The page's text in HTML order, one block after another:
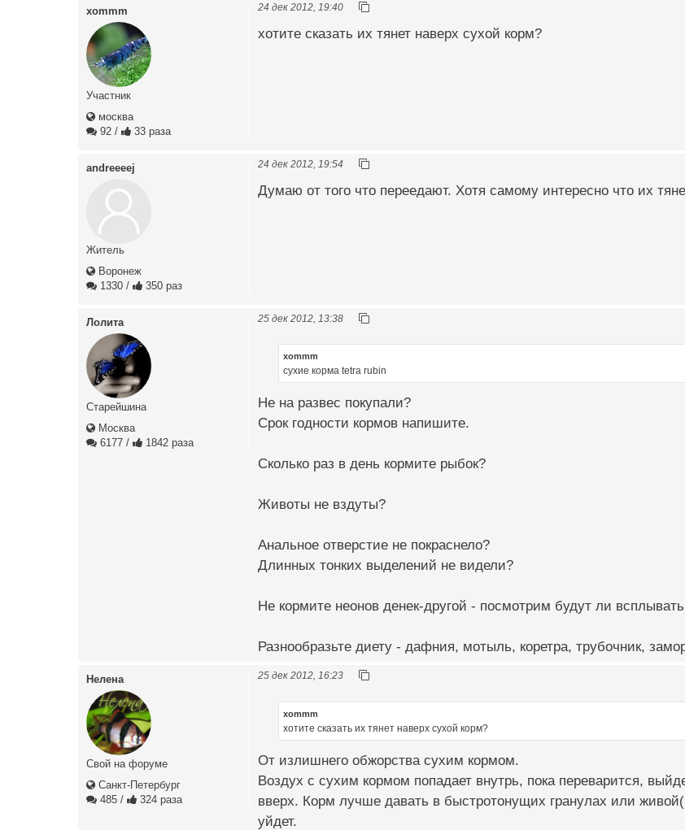
xommm
Участник
москва
92 / 33 раза
24 дек 2012, 19:40
хотите сказать их тянет наверх сухой корм?
andreeeej
Житель
Воронеж
1330 / 350 раз
24 дек 2012, 19:54
Думаю от того что переедают. Хотя самому интересно что их
Лолита
Старейшина
Москва
6177 / 1842 раза
25 дек 2012, 13:38
xommm
сухие корма tetra rubin
Не на развес покупали?
Срок годности кормов напишите.
Сколько раз в день кормите рыбок?
Животы не вздуты?
Анальное отверстие не покраснело?
Длинных тонких выделений не видели?
Не кормите неонов денек-другой - посмотрим будут ли
Разнообразьте диету - дафния, мотыль, коретра, трубочник,
Нелена
Свой на форуме
Санкт-Петербург
485 / 324 раза
25 дек 2012, 16:23
xommm
хотите сказать их тянет наверх сухой корм?
От излишнего обжорства сухим кормом.
Воздух с сухим кормом попадает внутрь, пока переварится,
вверх. Корм лучше давать в быстротонущих гранулах или
уйдет.